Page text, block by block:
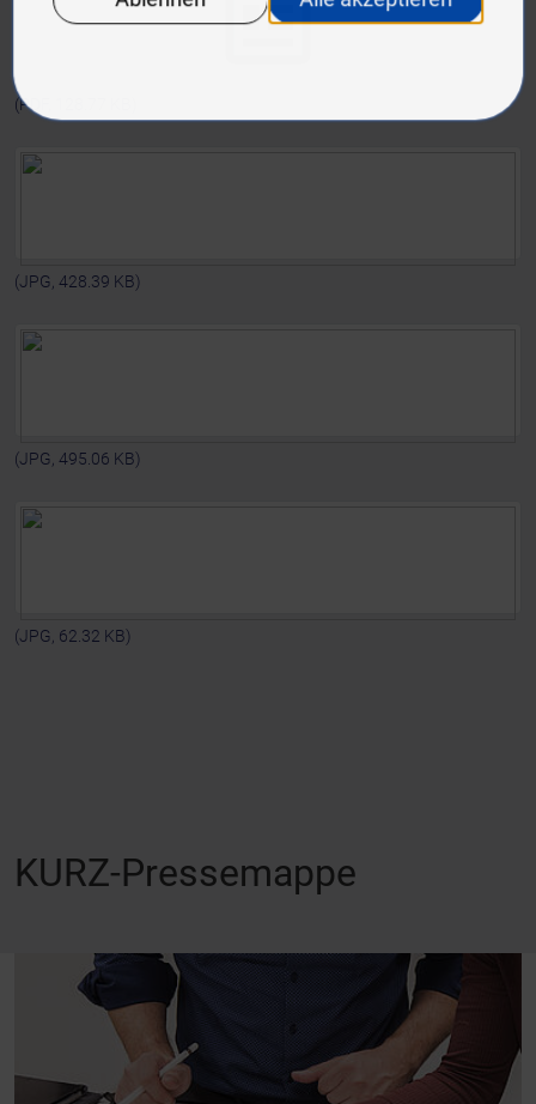
(PDF, 128.77 KB)
(JPG, 428.39 KB)
(JPG, 495.06 KB)
(JPG, 62.32 KB)
KURZ-Pressemappe